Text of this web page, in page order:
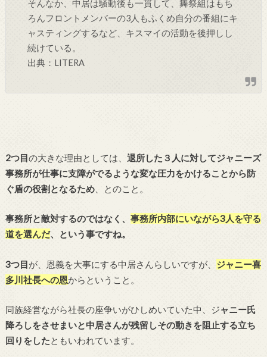
そんなか、中居は騒動後も一貫して、舞祭組はもち
ろんフロントメンバーの3人もふくめ自分の番組にキ
ャスティングするなど、キスマイの活動を後押しし
続けている。
出典：LITERA
2つ目の大きな理由としては、 退所した３人に対してジャニーズ
事務所が仕事に支障がでるような変な圧力をかけることから防
ぐ盾の役割となるため、とのこと。
事務所と敵対するのではなく、 事務所内部にいながら3人を守る
道を選んだ、という事ですね。
3つ目が、恩義を大事にする中居さんらしいですが、 ジャニー喜
多川社長への恩からということ。
同族経営ながら社長の座争いがひしめいていた中、ジャニー氏
降ろしをさせまいと中居さんが残留しその動きを阻止する立ち
回りをしたともいわれています。